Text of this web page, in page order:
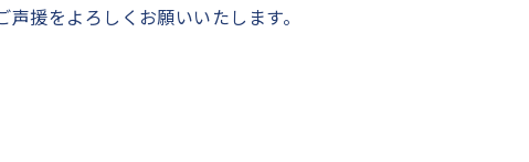
援をよろしくお願いいたします。